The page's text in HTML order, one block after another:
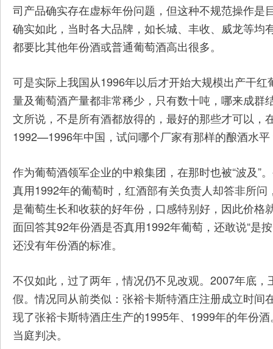
司产品确实存在虚标年份问题，但这种不规范操作是
确实如此，当时各大品牌，如长城、丰收、威龙等均
都要比其他年份酒或普通葡萄酒高出很多。
可是实际上我国从1996年以后才开始大规模出产干
量及葡萄酒产量都非常稀少，只有数十吨，哪来成群
文所说，不是所有酒都放得的，最好的那些才可以，
1992—1996年中国，试问哪个厂家有那样的酿酒水平
作为葡萄酒领军企业的中粮集团，在那时也被“波及”
真用1992年的葡萄时，红酒部有关负责人却答非所问
是葡萄生长和收获的好年份，口感特别好，因此价格
面回答其92年份酒是否真用1992年葡萄，还敢说“是
还没有年份酒的标准。
不仅如此，过了两年，情况仍不见改观。2007年底
假。情况同从前类似：张裕卡斯特酒庄注册成立时间
现了张裕卡斯特酒庄生产的1995年、1999年的年份
当庭判决。